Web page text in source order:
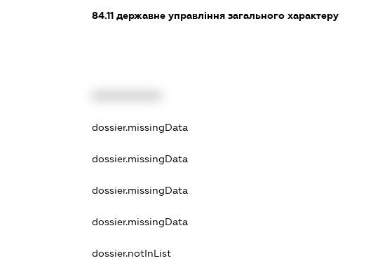
84.11 державне управління загального характеру
dossier.missingData
dossier.missingData
dossier.missingData
dossier.missingData
dossier.notInList